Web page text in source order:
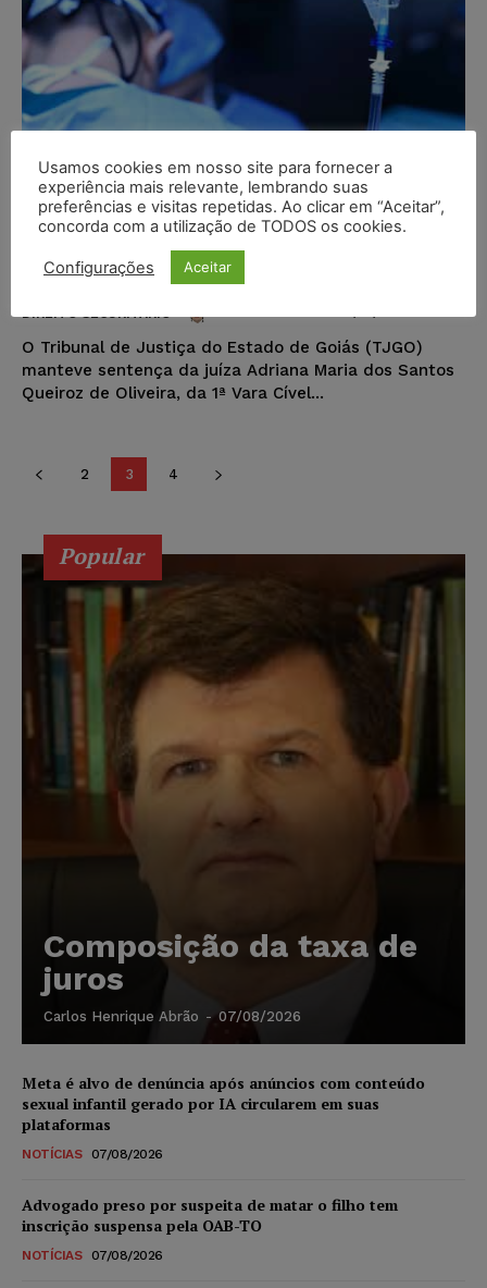
Bradesco Saúde tem de cobrir
gastroplastia videolaparoscópica
O Tribunal de Justiça do Estado de Goiás (TJGO)
manteve sentença da juíza Adriana Maria dos Santos
Queiroz de Oliveira, da 1ª Vara Cível...
2 3 4
Popular
Composição da taxa de
juros
Carlos Henrique Abrão - 07/08/2026
Meta é alvo de denúncia após anúncios com conteúdo
sexual infantil gerado por IA circularem em suas
plataformas
NOTÍCIAS 07/08/2026
Advogado preso por suspeita de matar o filho tem
inscrição suspensa pela OAB-TO
NOTÍCIAS 07/08/2026
Usamos cookies em nosso site para fornecer a
experiência mais relevante, lembrando suas
preferências e visitas repetidas. Ao clicar em “Aceitar”,
concorda com a utilização de TODOS os cookies.
Configurações Aceitar